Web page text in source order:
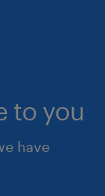
to you
have